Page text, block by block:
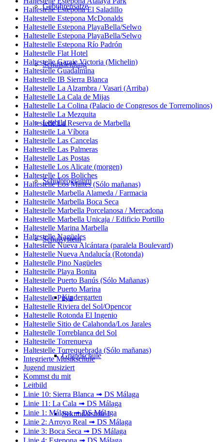
Gebührensätze
Schulkleidung
Leitbild
Schulprogramm
Schulsystem
Kindergarten
Grundschule
Sekundarstufe I
Haltestelle Estepona El Saladillo
Haltestelle Estepona McDonalds
Haltestelle Estepona PlayaBella/Selwo
Haltestelle Estepona PlayaBella/Selwo
Haltestelle Estepona Río Padrón
Haltestelle Flat Hotel
Haltestelle Garaje Victoria (Michelin)
Haltestelle Guadalmina
Haltestelle IB Sierra Blanca
Haltestelle La Alzambra / Vasari (Arriba)
Haltestelle La Cala de Mijas
Haltestelle La Colina (Palacio de Congresos de Torremolinos)
Haltestelle La Mezquita
Haltestelle La Reserva de Marbella
Haltestelle La Víbora
Haltestelle Las Cancelas
Haltestelle Las Palmeras
Haltestelle Las Postas
Haltestelle Los Alicate (morgen)
Haltestelle Los Boliches
Haltestelle Los Maites (Sólo mañanas)
Haltestelle Marbella Alameda / Farmacia
Haltestelle Marbella Boca Seca
Haltestelle Marbella Porcelanosa / Mercadona
Haltestelle Marbella Unicaja / Edificio Portillo
Haltestelle Marina Marbella
Haltestelle Nagüeles
Haltestelle Nueva Alcántara (paralela Boulevard)
Haltestelle Nueva Andalucía (Rotonda)
Haltestelle Pino Nagüeles
Haltestelle Playa Bonita
Haltestelle Puerto Banús (Sólo Mañanas)
Haltestelle Puerto Marina
Haltestelle Puya
Haltestelle Riviera del Sol/Opencor
Haltestelle Rotonda El Ingenio
Haltestelle Sitio de Calahonda/Los Jarales
Haltestelle Torreblanca del Sol
Haltestelle Torrenueva
Haltestelle Torrequebrada (Sólo mañanas)
Integrierte Musikschule
Jugend musiziert
Kommst du mit
Leitbild
Linie 10: Sierra Blanca ➟ DS Málaga
Linie 11: La Cala ➟ DS Málaga
Linie 1: Málaga ➟ DS Málaga
Linie 2: Arroyo Real ➟ DS Málaga
Linie 3: Boca Seca ➟ DS Málaga